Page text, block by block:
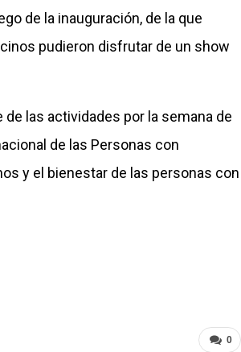
de la inauguración, de la que
pudieron disfrutar de un show
las actividades por la semana de
de las Personas con
y el bienestar de las personas con
0